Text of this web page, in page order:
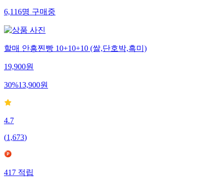
6,116명 구매중
할매 안흥찐빵 10+10+10 (쌀,단호박,흑미)
19,900원
30%13,900원
4.7
(1,673)
417 적립